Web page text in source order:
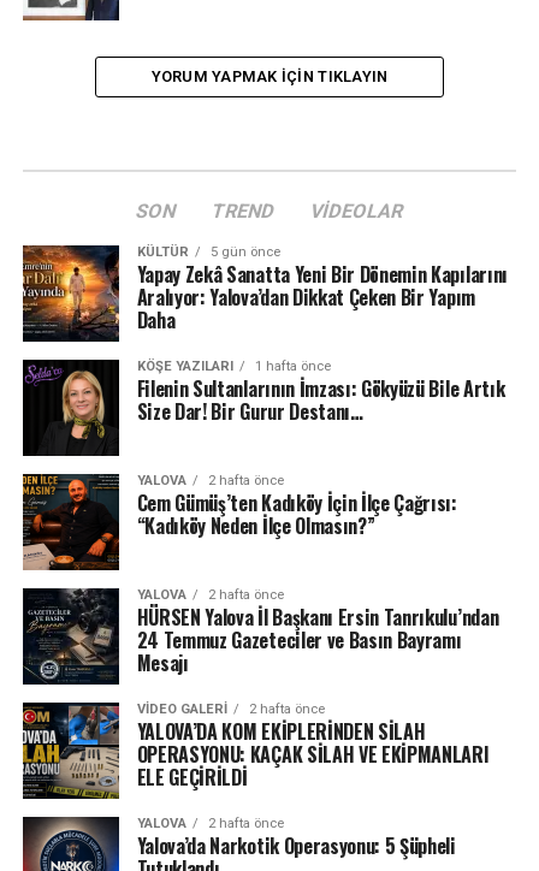
YORUM YAPMAK IÇIN TIKLAYIN
SON TREND VIDEOLAR
KÜLTÜR 5 gün önce
Yapay Zekâ Sanatta Yeni Bir Dönemin Kapılarını
Aralıyor: Yalova’dan Dikkat Çeken Bir Yapım
Daha
KÖŞE YAZILARI 1 hafta önce
Filenin Sultanlarının İmzası: Gökyüzü Bile Artık
Size Dar! Bir Gurur Destanı…
YALOVA 2 hafta önce
Cem Gümüş’ten Kadıköy İçin İlçe Çağrısı:
“Kadıköy Neden İlçe Olmasın?”
YALOVA 2 hafta önce
HÜRSEN Yalova İl Başkanı Ersin Tanrıkulu’ndan
24 Temmuz Gazeteciler ve Basın Bayramı
Mesajı
VIDEO GALERI 2 hafta önce
YALOVA’DA KOM EKİPLERİNDEN SİLAH
OPERASYONU: KAÇAK SİLAH VE EKİPMANLARI
ELE GEÇİRİLDİ
YALOVA 2 hafta önce
Yalova’da Narkotik Operasyonu: 5 Şüpheli